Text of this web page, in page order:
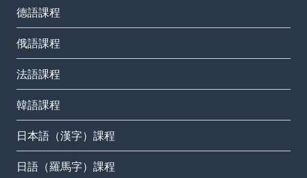
德語課程
俄語課程
法語課程
韓語課程
日本語（漢字）課程
日語（羅馬字）課程